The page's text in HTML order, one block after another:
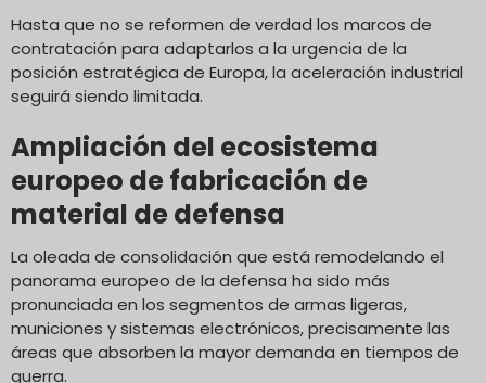
Hasta que no se reformen de verdad los marcos de
contratación para adaptarlos a la urgencia de la
posición estratégica de Europa, la aceleración industrial
seguirá siendo limitada.
Ampliación del ecosistema
europeo de fabricación de
material de defensa
La oleada de consolidación que está remodelando el
panorama europeo de la defensa ha sido más
pronunciada en los segmentos de armas ligeras,
municiones y sistemas electrónicos, precisamente las
áreas que absorben la mayor demanda en tiempos de
guerra.